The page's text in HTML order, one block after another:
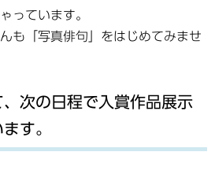
っています。
も「写真俳句」をはじめてみませ
次の日程で入賞作品展示
す。